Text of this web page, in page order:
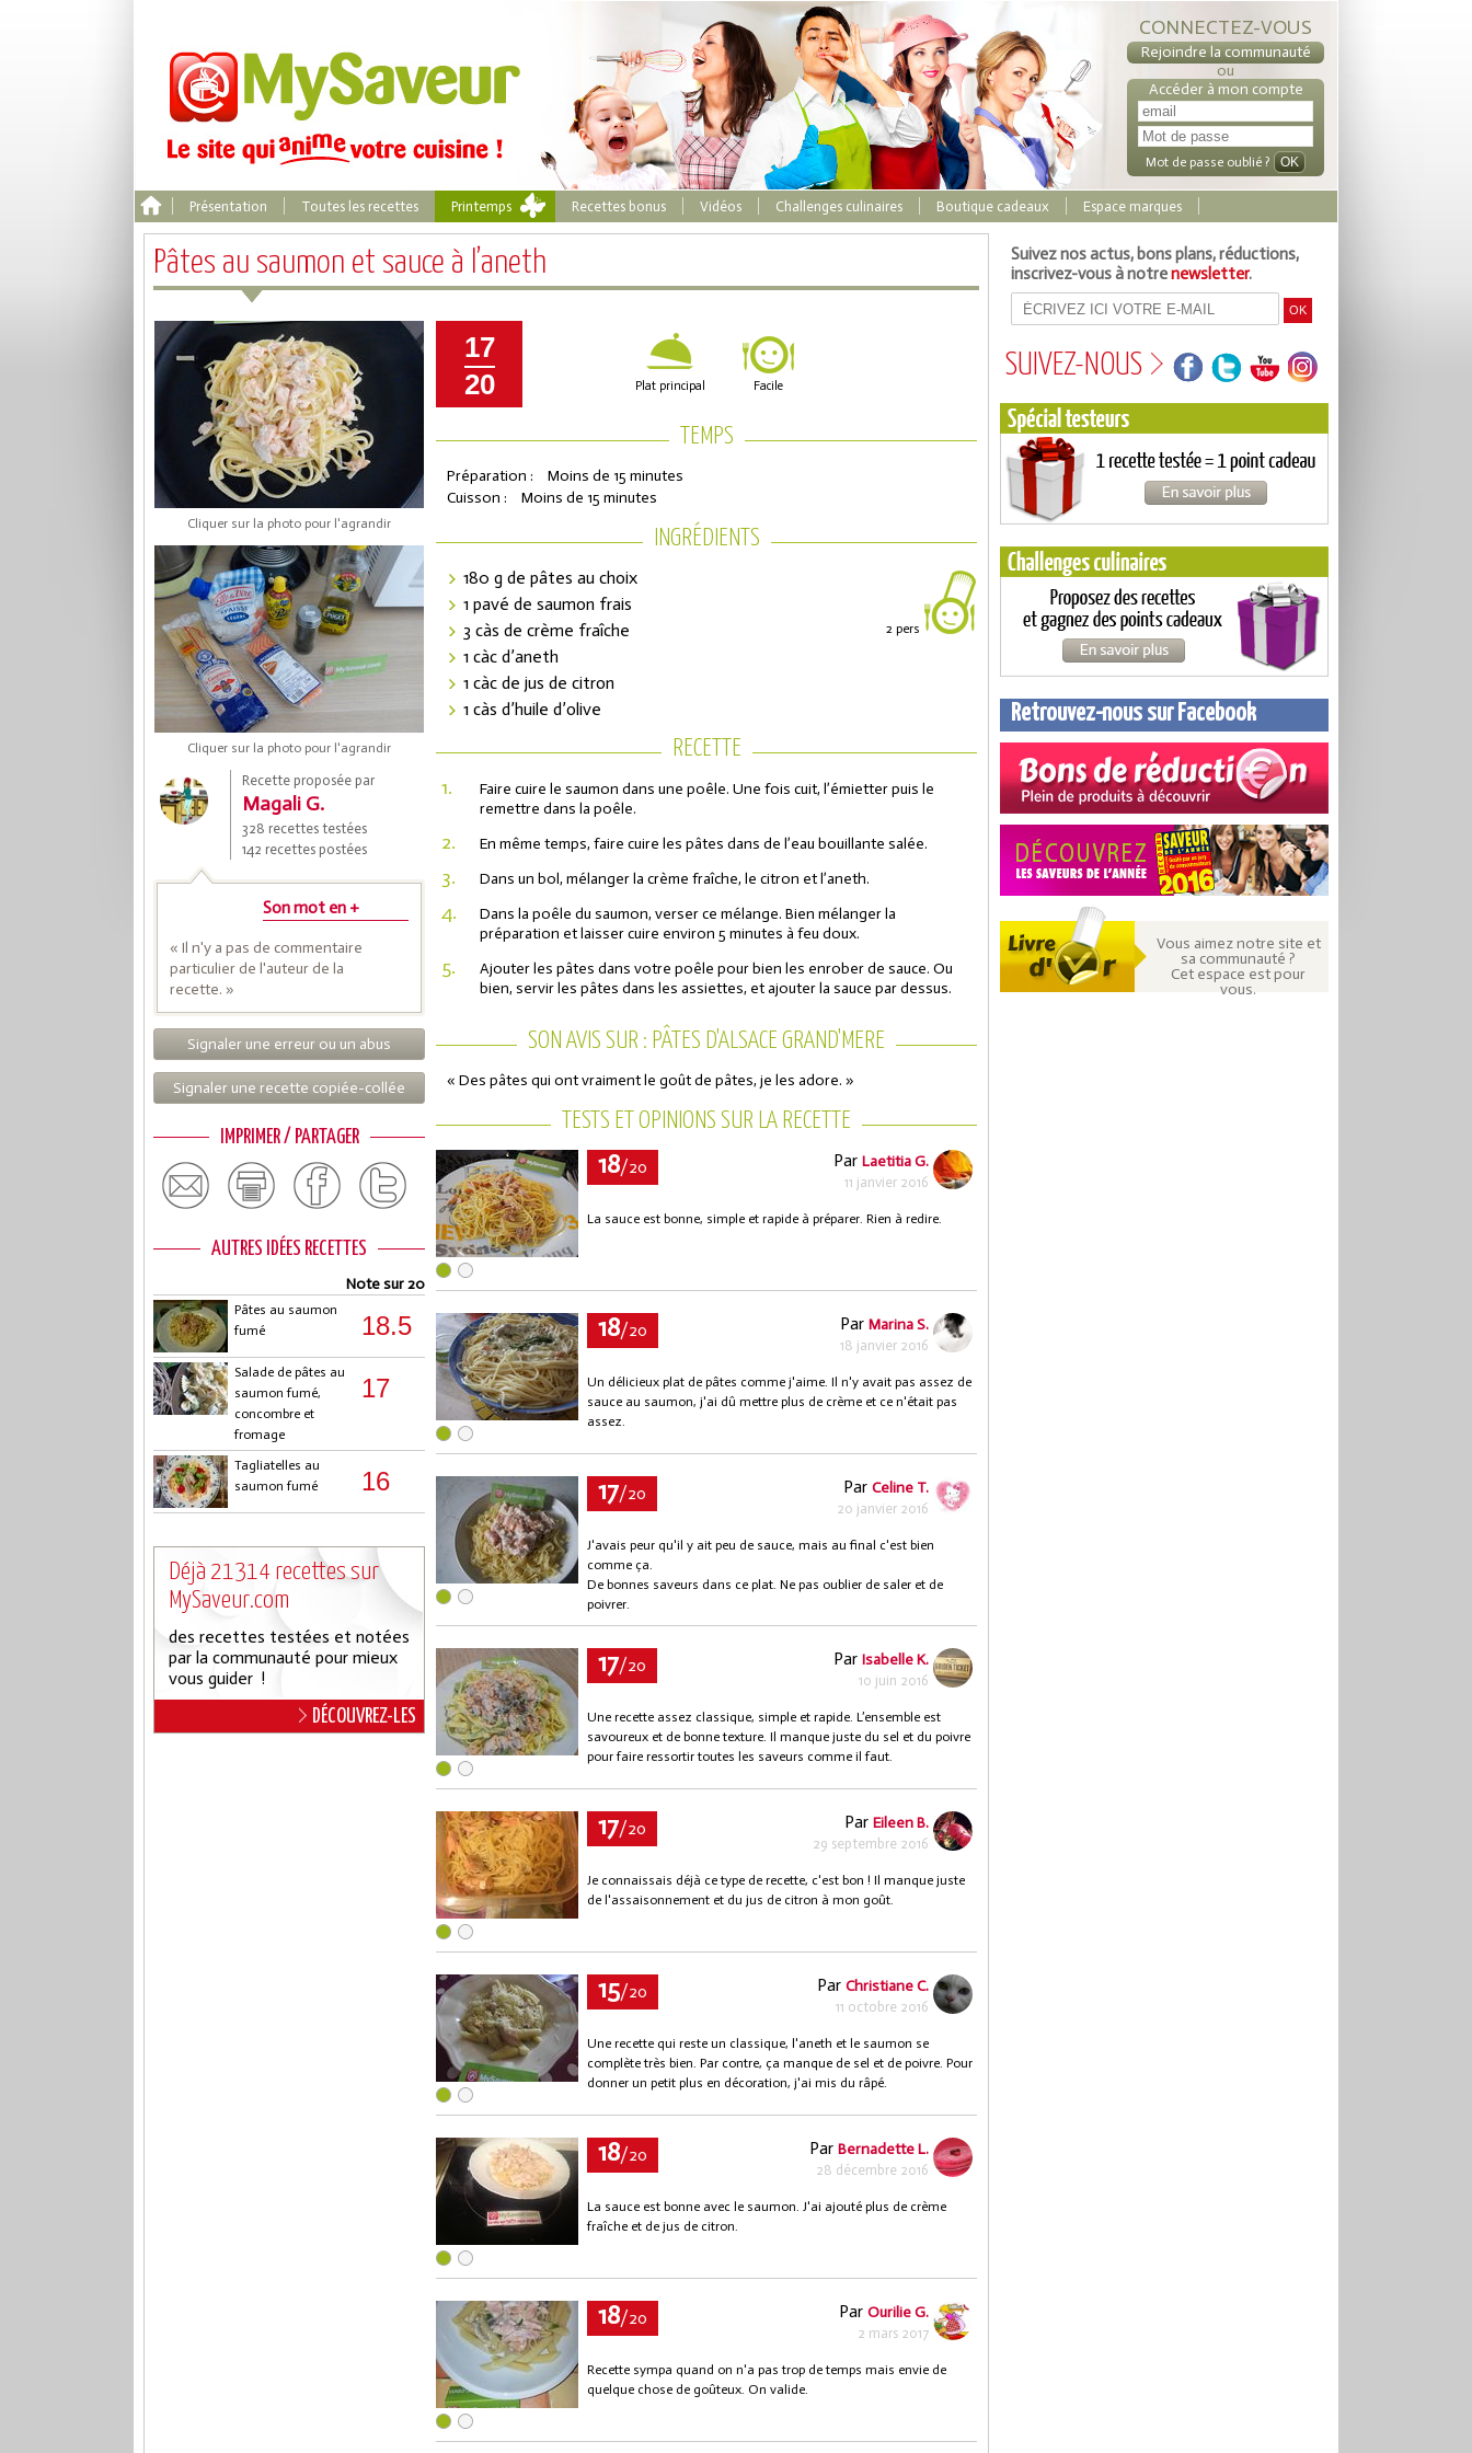
CONNECTEZ-VOUS
Rejoindre la communauté
ou
Accéder à mon compte
Mot de passe oublié ?
Présentation Toutes les recettes Printemps Recettes bonus Vidéos Challenges culinaires Boutique cadeaux Espace marques
Pâtes au saumon et sauce à l’aneth
Cliquer sur la photo pour l'agrandir
Cliquer sur la photo pour l'agrandir
Recette proposée par
Magali G.
328 recettes testées
142 recettes postées
Son mot en +
« Il n'y a pas de commentaire
particulier de l'auteur de la
recette. »
Signaler une erreur ou un abus
Signaler une recette copiée-collée
IMPRIMER / PARTAGER
AUTRES IDÉES RECETTES
Note sur 20
Pâtes au saumon
fumé
18.5
Salade de pâtes au
saumon fumé,
concombre et
fromage
17
Tagliatelles au
saumon fumé
16
Déjà 21314 recettes sur
MySaveur.com
des recettes testées et notées
par la communauté pour mieux
vous guider !
DÉCOUVREZ-LES
17
20
Plat principal Facile
TEMPS
Préparation :
Moins de 15 minutes
Cuisson :
Moins de 15 minutes
INGRÉDIENTS
2 pers
180 g de pâtes au choix
1 pavé de saumon frais
3 càs de crème fraîche
1 càc d’aneth
1 càc de jus de citron
1 càs d’huile d’olive
RECETTE
1.
Faire cuire le saumon dans une poêle. Une fois cuit, l’émietter puis le
remettre dans la poêle.
2. En même temps, faire cuire les pâtes dans de l’eau bouillante salée.
3. Dans un bol, mélanger la crème fraîche, le citron et l’aneth.
4.
Dans la poêle du saumon, verser ce mélange. Bien mélanger la
préparation et laisser cuire environ 5 minutes à feu doux.
5.
Ajouter les pâtes dans votre poêle pour bien les enrober de sauce. Ou
bien, servir les pâtes dans les assiettes, et ajouter la sauce par dessus.
SON AVIS SUR : PÂTES D'ALSACE GRAND'MERE
« Des pâtes qui ont vraiment le goût de pâtes, je les adore. »
TESTS ET OPINIONS SUR LA RECETTE
18/20 Par Laetitia G.
11 janvier 2016
La sauce est bonne, simple et rapide à préparer. Rien à redire.
18/20 Par Marina S.
18 janvier 2016
Un délicieux plat de pâtes comme j'aime. Il n'y avait pas assez de
sauce au saumon, j'ai dû mettre plus de crème et ce n'était pas
assez.
17/20 Par Celine T.
20 janvier 2016
J'avais peur qu'il y ait peu de sauce, mais au final c'est bien
comme ça.
De bonnes saveurs dans ce plat. Ne pas oublier de saler et de
poivrer.
17/20 Par Isabelle K.
10 juin 2016
Une recette assez classique, simple et rapide. L’ensemble est
savoureux et de bonne texture. Il manque juste du sel et du poivre
pour faire ressortir toutes les saveurs comme il faut.
17/20 Par Eileen B.
29 septembre 2016
Je connaissais déjà ce type de recette, c'est bon ! Il manque juste
de l'assaisonnement et du jus de citron à mon goût.
15/20 Par Christiane C.
11 octobre 2016
Une recette qui reste un classique, l'aneth et le saumon se
complète très bien. Par contre, ça manque de sel et de poivre. Pour
donner un petit plus en décoration, j'ai mis du râpé.
18/20 Par Bernadette L.
28 décembre 2016
La sauce est bonne avec le saumon. J'ai ajouté plus de crème
fraîche et de jus de citron.
18/20 Par Ourilie G.
2 mars 2017
Recette sympa quand on n'a pas trop de temps mais envie de
quelque chose de goûteux. On valide.
Suivez nos actus, bons plans, réductions,
inscrivez-vous à notrenewsletter.
SUIVEZ-NOUS
Retrouvez-nous sur Facebook
Coupons de réduction
Saveurs de l'Année
Vous aimez notre site et
sa communauté ?
Cet espace est pour
vous.